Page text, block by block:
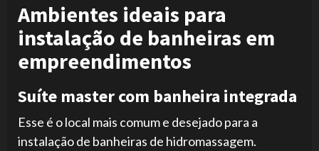
Ambientes ideais para
instalação de banheiras em
empreendimentos
Suíte master com banheira integrada
Esse é o local mais comum e desejado para a
instalação de banheiras de hidromassagem.